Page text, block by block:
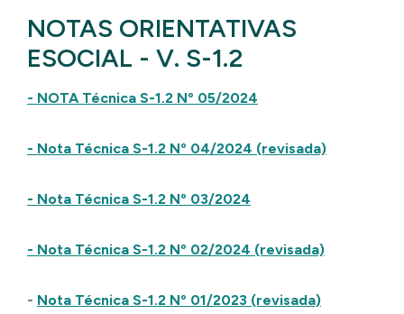
NOTAS ORIENTATIVAS
ESOCIAL - V. S-1.2
- NOTA Técnica S-1.2 Nº 05/2024
- Nota Técnica S-1.2 Nº 04/2024 (revisada)
- Nota Técnica S-1.2 Nº 03/2024
- Nota Técnica S-1.2 Nº 02/2024 (revisada)
- Nota Técnica S-1.2 Nº 01/2023 (revisada)